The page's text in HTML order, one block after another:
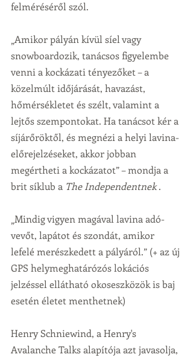
felméréséről szól.
„Amikor pályán kívül síel vagy
snowboardozik, tanácsos figyelembe
venni a kockázati tényezőket – a
közelmúlt időjárását, havazást,
hőmérsékletet és szélt, valamint a
lejtős szempontokat. Ha tanácsot kér a
síjárőröktől, és megnézi a helyi lavina-
előrejelzéseket, akkor jobban
megértheti a kockázatot” – mondja a
brit síklub a The Independentnek .
„Mindig vigyen magával lavina adó-
vevőt, lapátot és szondát, amikor
lefelé merészkedett a pályáról.” (+ az új
GPS helymeghatárózós lokációs
jelzéssel ellátható okoseszközök is baj
esetén életet menthetnek)
Henry Schniewind, a Henry's
Avalanche Talks alapítója azt javasolja,